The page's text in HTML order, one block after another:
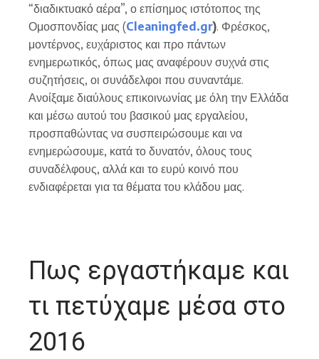
“διαδικτυακό αέρα”, ο επίσημος ιστότοπος της
Ομοσπονδίας μας (Cleaningfed.gr). Φρέσκος,
μοντέρνος, ευχάριστος και προ πάντων
ενημερωτικός, όπως μας αναφέρουν συχνά στις
συζητήσεις, οι συνάδελφοι που συναντάμε.
Ανοίξαμε διαύλους επικοινωνίας με όλη την Ελλάδα
και μέσω αυτού του βασικού μας εργαλείου,
προσπαθώντας να συσπειρώσουμε και να
ενημερώσουμε, κατά το δυνατόν, όλους τους
συναδέλφους, αλλά και το ευρύ κοινό που
ενδιαφέρεται για τα θέματα του κλάδου μας.
Πως εργαστήκαμε και
τι πετύχαμε μέσα στο
2016